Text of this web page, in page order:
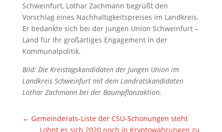
Schweinfurt, Lothar Zachmann begrüßt den
Vorschlag eines Nachhaltigkeitspreises im Landkreis.
Er bedankte sich bei der Jungen Union Schweinfurt –
Land für Ihr großartiges Engagement in der
Kommunalpolitik.
Bild: Die Kreistagskandidaten der Jungen Union im
Landkreis Schweinfurt mit dem Landratskandidaten
Lothar Zachmann bei der Baumpflanzaktion.
← Gemeinderats-Liste der CSU-Schonungen steht
Lohnt es sich 2020 noch in Kryptowährungen zu